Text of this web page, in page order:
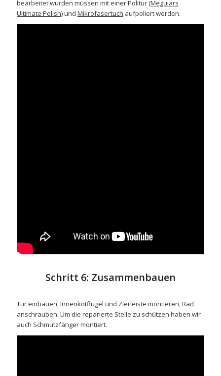
bearbeitet wurden müssen mit einer Politur(Meguiars
Ultimate Polish)und Mikrofasertuch aufpoliert werden.
Schritt 6: Zusammenbauen
Tür einbauen, Innenkotflügel und Zierleiste montieren, Rad
anschrauben. Um die reparierte Stelle zu schützen haben wir
auch Schmutzfänger montiert.